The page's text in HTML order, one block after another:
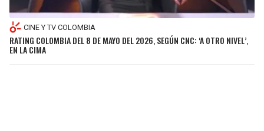
CINE Y TV COLOMBIA
RATING COLOMBIA DEL 8 DE MAYO DEL 2026, SEGÚN CNC: ‘A OTRO NIVEL’,
EN LA CIMA